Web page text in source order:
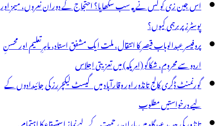
قیاسی
اس جین زی کو کس نے یہ سب سکھایا؟ احتجاج کے دوران نعروں، میمز اور
پوسٹرز پر برہمی کیوں؟
پروفیسر عبدالوہاب قیصر کا انتقال، ملت ایک مشفق استاد، ماہرِتعلیم اور محسنِ
اردو سے محروم، شکاگو (امریکہ) میں تعزیتی اجلاس
گورنمنٹ ڈگری کالج تانڈور اور وقارآباد میں گیسٹ لیکچررز کی جائیدادوں کے
لیے درخواستیں مطلوب